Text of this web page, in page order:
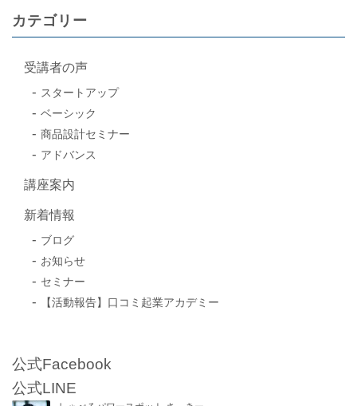
カテゴリー
受講者の声
スタートアップ
ベーシック
商品設計セミナー
アドバンス
講座案内
新着情報
ブログ
お知らせ
セミナー
【活動報告】口コミ起業アカデミー
公式Facebook
公式LINE